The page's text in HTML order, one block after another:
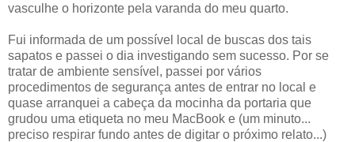
vasculhe o horizonte pela varanda do meu quarto.
Fui informada de um possível local de buscas dos tais
sapatos e passei o dia investigando sem sucesso. Por se
tratar de ambiente sensível, passei por vários
procedimentos de segurança antes de entrar no local e
quase arranquei a cabeça da mocinha da portaria que
grudou uma etiqueta no meu MacBook e (um minuto...
preciso respirar fundo antes de digitar o próximo relato...)